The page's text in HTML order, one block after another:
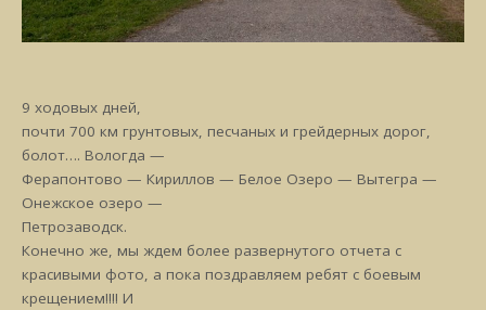
9 ходовых дней,
почти 700 км грунтовых, песчаных и грейдерных дорог,
болот…. Вологда —
Ферапонтово — Кириллов — Белое Озеро — Вытегра —
Онежское озеро —
Петрозаводск.
Конечно же, мы ждем более развернутого отчета с
красивыми фото, а пока поздравляем ребят с боевым
крещением!!!! И